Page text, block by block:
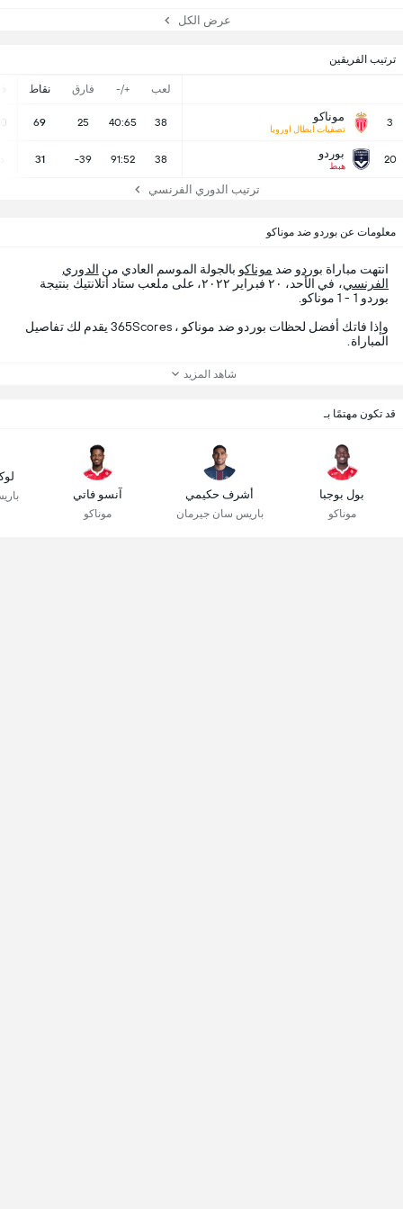
ترتيب الفريقين
لعب +/- فارق نقاط
3 موناكو
تصفيات ابطال اوروبا
38
40:65
25
69
20 بوردو
هبط
38
91:52
-39
31
ترتيب الدوري الفرنسي
عرض الكل
معلومات عن بوردو ضد موناكو
انتهت مباراة بوردو ضد موناكو بالجولة الموسم العادي من الدوري
الفرنسي
، في الأحد، ٢٠ فبراير ٢٠٢٢، على ملعب ستاد أتلانتيك بنتيجة
بوردو 1 - 1 موناكو.
وإذا فاتك أفضل لحظات بوردو ضد موناكو ، 365Scores يقدم لك تفاصيل
المباراة.
شاهد المزيد
قد تكون مهتمًا بـ
بول بوجبا
موناكو
أشرف حكيمي
باريس سان جيرمان
آنسو فاتي
موناكو